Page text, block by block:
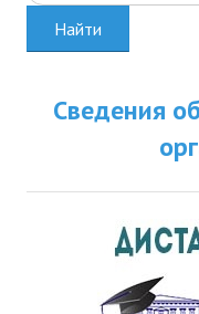
Найти
Сведения